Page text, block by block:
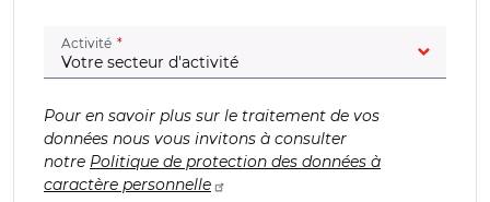
Activité (champ obligatoire)
Pour en savoir plus sur le traitement de vos
données nous vous invitons à consulter
notre Politique de protection des données à
caractère personnelle